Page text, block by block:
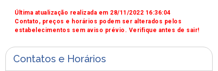
Última atualização realizada em 28/11/2022 16:36:04
Contato, preços e horários podem ser alterados pelos
estabelecimentos sem aviso prévio. Verifique antes de sair!
Contatos e Horários